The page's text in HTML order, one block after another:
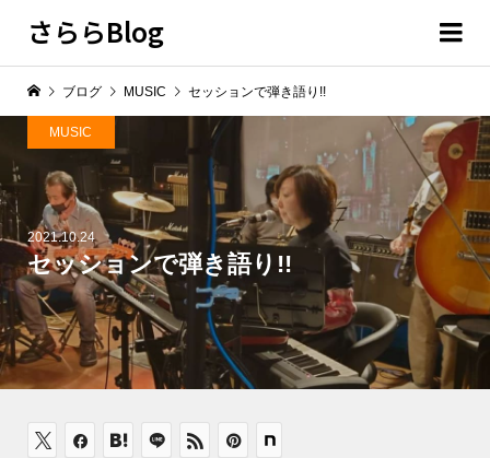
さららBlog
2021.10.24
セッションで弾き語り!!
MUSIC
ブログ MUSIC セッションで弾き語り!!